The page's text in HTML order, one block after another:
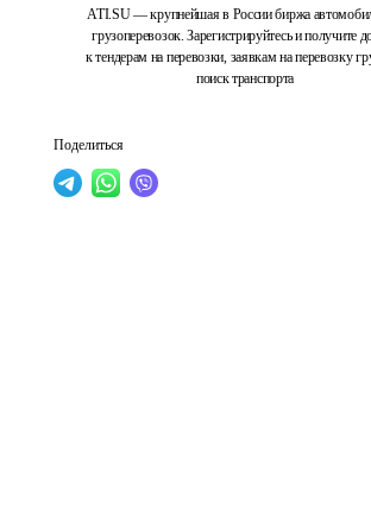
ATI.SU — крупнейшая в России биржа
грузоперевозок. Зарегистрируйтесь и получите
к тендерам на перевозки, заявкам на перевозку
поиск транспорта
Поделиться